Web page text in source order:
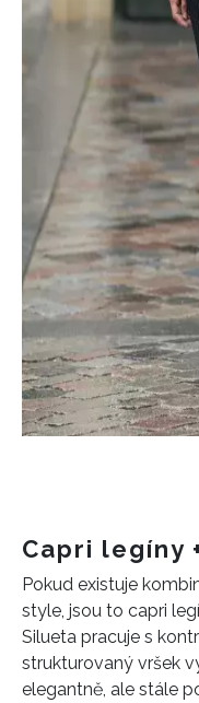
INFORMACE
Capri legíny
Pokud existuje
style, jsou to capri
Silueta pracuje s
strukturovaný vršek
elegantně, ale stále